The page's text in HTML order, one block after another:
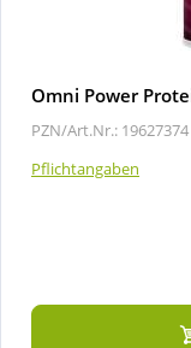
Omni Power
PZN/Art.Nr.:
Pflichtangaben